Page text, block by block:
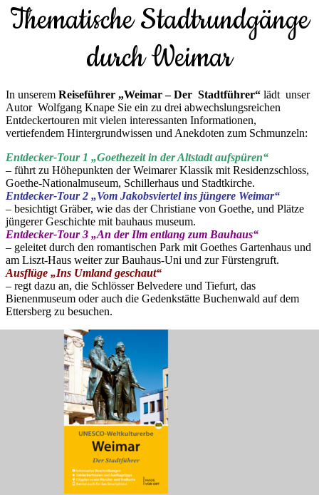
Thematische Stadtrundgänge
durch Weimar
In unserem Reiseführer „Weimar – Der Stadtführer“ lädt unser
Autor Wolfgang Knape Sie ein zu drei abwechslungsreichen
Entdeckertouren mit vielen interessanten Informationen,
vertiefendem Hintergrundwissen und Anekdoten zum Schmunzeln:
Entdecker-Tour 1 „Goethezeit in der Altstadt aufspüren“
– führt zu Höhepunkten der Weimarer Klassik mit Residenzschloss,
Goethe-Nationalmuseum, Schillerhaus und Stadtkirche.
Entdecker-Tour 2 „Vom Jakobsviertel ins jüngere Weimar“
– besichtigt Gräber, wie das der Christiane von Goethe, und Plätze
jüngerer Geschichte mit bauhaus museum.
Entdecker-Tour 3 „An der Ilm entlang zum Bauhaus“
– geleitet durch den romantischen Park mit Goethes Gartenhaus und
am Liszt-Haus weiter zur Bauhaus-Uni und zur Fürstengruft.
Ausflüge „Ins Umland geschaut“
– regt dazu an, die Schlösser Belvedere und Tiefurt, das
Bienenmuseum oder auch die Gedenkstätte Buchenwald auf dem
Ettersberg zu besuchen.